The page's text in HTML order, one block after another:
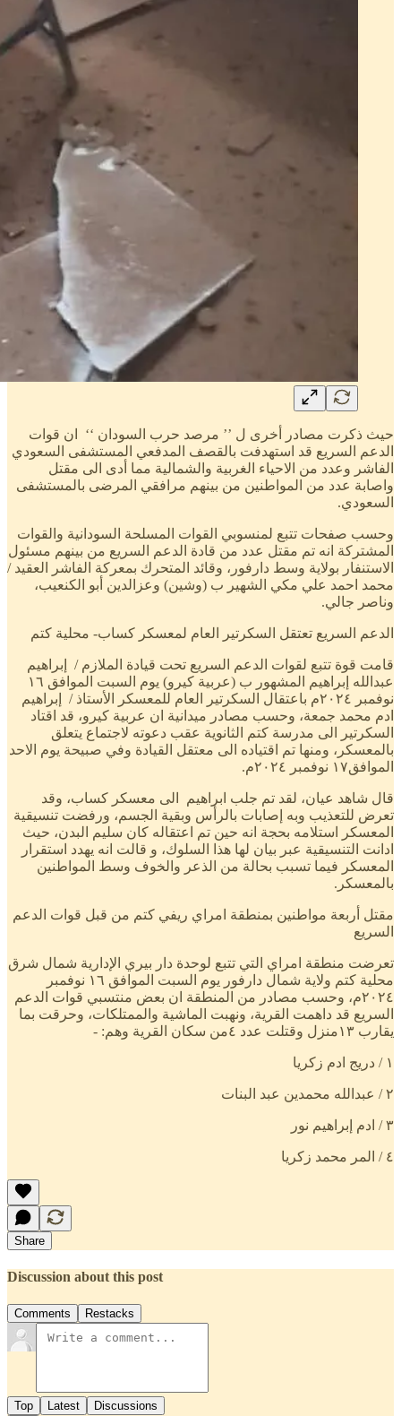
حيث ذكرت مصادر أخرى ل ’’ مرصد حرب السودان ‘‘ ان قوات
الدعم السريع قد استهدفت بالقصف المدفعي المستشفى السعودي
الفاشر وعدد من الاحياء الغربية والشمالية مما أدى الى مقتل
واصابة عدد من المواطنين من بينهم مرافقي المرضى بالمستشفى
السعودي.
وحسب صفحات تتبع لمنسوبي القوات المسلحة السودانية والقوات
المشتركة انه تم مقتل عدد من قادة الدعم السريع من بينهم مسئول
الاستنفار بولاية وسط دارفور، وقائد المتحرك بمعركة الفاشر العقيد /
محمد احمد علي مكي الشهير ب (وشين) وعزالدين أبو الكنعيب،
وناصر جالي.
الدعم السريع تعتقل السكرتير العام لمعسكر كساب- محلية كتم
قامت قوة تتبع لقوات الدعم السريع تحت قيادة الملازم / إبراهيم
عبدالله إبراهيم المشهور ب (عربية كيرو) يوم السبت الموافق ١٦
نوفمبر ٢٠٢٤م باعتقال السكرتير العام للمعسكر الأستاذ / إبراهيم
ادم محمد جمعة، وحسب مصادر ميدانية ان عربية كيرو، قد اقتاد
السكرتير الى مدرسة كتم الثانوية عقب دعوته لاجتماع يتعلق
بالمعسكر، ومنها تم اقتياده الى معتقل القيادة وفي صبيحة يوم الاحد
الموافق١٧ نوفمبر ٢٠٢٤م.
قال شاهد عيان، لقد تم جلب ابراهيم الى معسكر كساب، وقد
تعرض للتعذيب وبه إصابات بالرأس وبقية الجسم، ورفضت تنسيقية
المعسكر استلامه بحجة انه حين تم اعتقاله كان سليم البدن، حيث
ادانت التنسيقية عبر بيان لها هذا السلوك، و قالت انه يهدد استقرار
المعسكر فيما تسبب بحالة من الذعر والخوف وسط المواطنين
بالمعسكر.
مقتل أربعة مواطنين بمنطقة امراي ريفي كتم من قبل قوات الدعم
السريع
تعرضت منطقة امراي التي تتبع لوحدة دار بيري الإدارية شمال شرق
محلية كتم ولاية شمال دارفور يوم السبت الموافق ١٦ نوفمبر
٢٠٢٤م، وحسب مصادر من المنطقة ان بعض منتسبي قوات الدعم
السريع قد داهمت القرية، ونهبت الماشية والممتلكات، وحرقت بما
يقارب ١٣منزل وقتلت عدد ٤من سكان القرية وهم: -
١ / دريج ادم زكريا
٢ / عبدالله محمدين عبد البنات
٣ / ادم إبراهيم نور
٤ / المر محمد زكريا
Share
Discussion about this post
Comments Restacks
Top Latest Discussions